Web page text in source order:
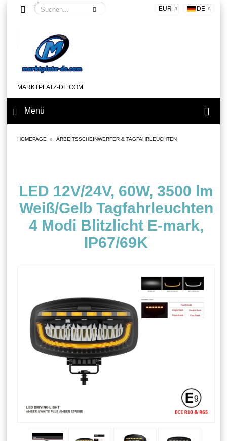
EUR DE
MARKTPLATZ-DE.COM
Menü
HOMEPAGE ARBEITSSCHEINWERFER & TAGFAHRLEUCHTEN
LED 12V/24V, 60W, 3500 lm
Weiß/Gelb Tagfahrleuchten
4 Modi Blitzlicht E-mark,
IP67/69K